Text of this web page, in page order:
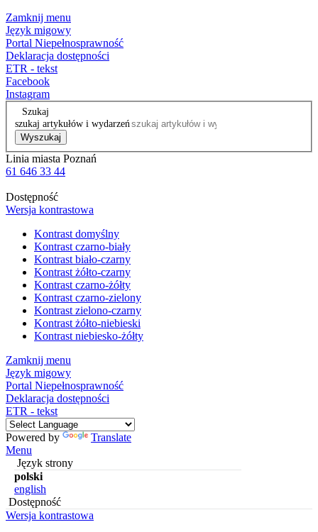
Zamknij menu
Język migowy
Portal Niepełnosprawność
Deklaracja dostępności
ETR - tekst
Facebook
Instagram
Szukaj
szukaj artykułów i wydarzeń
Wyszukaj
Linia miasta Poznań
61 646 33 44
Dostępność
Wersja kontrastowa
Kontrast domyślny
Kontrast czarno-biały
Kontrast biało-czarny
Kontrast żółto-czarny
Kontrast czarno-żółty
Kontrast czarno-zielony
Kontrast zielono-czarny
Kontrast żółto-niebieski
Kontrast niebiesko-żółty
Zamknij menu
Język migowy
Portal Niepełnosprawność
Deklaracja dostępności
ETR - tekst
Powered by
Translate
Menu
Język strony
polski
english
Dostępność
Wersja kontrastowa